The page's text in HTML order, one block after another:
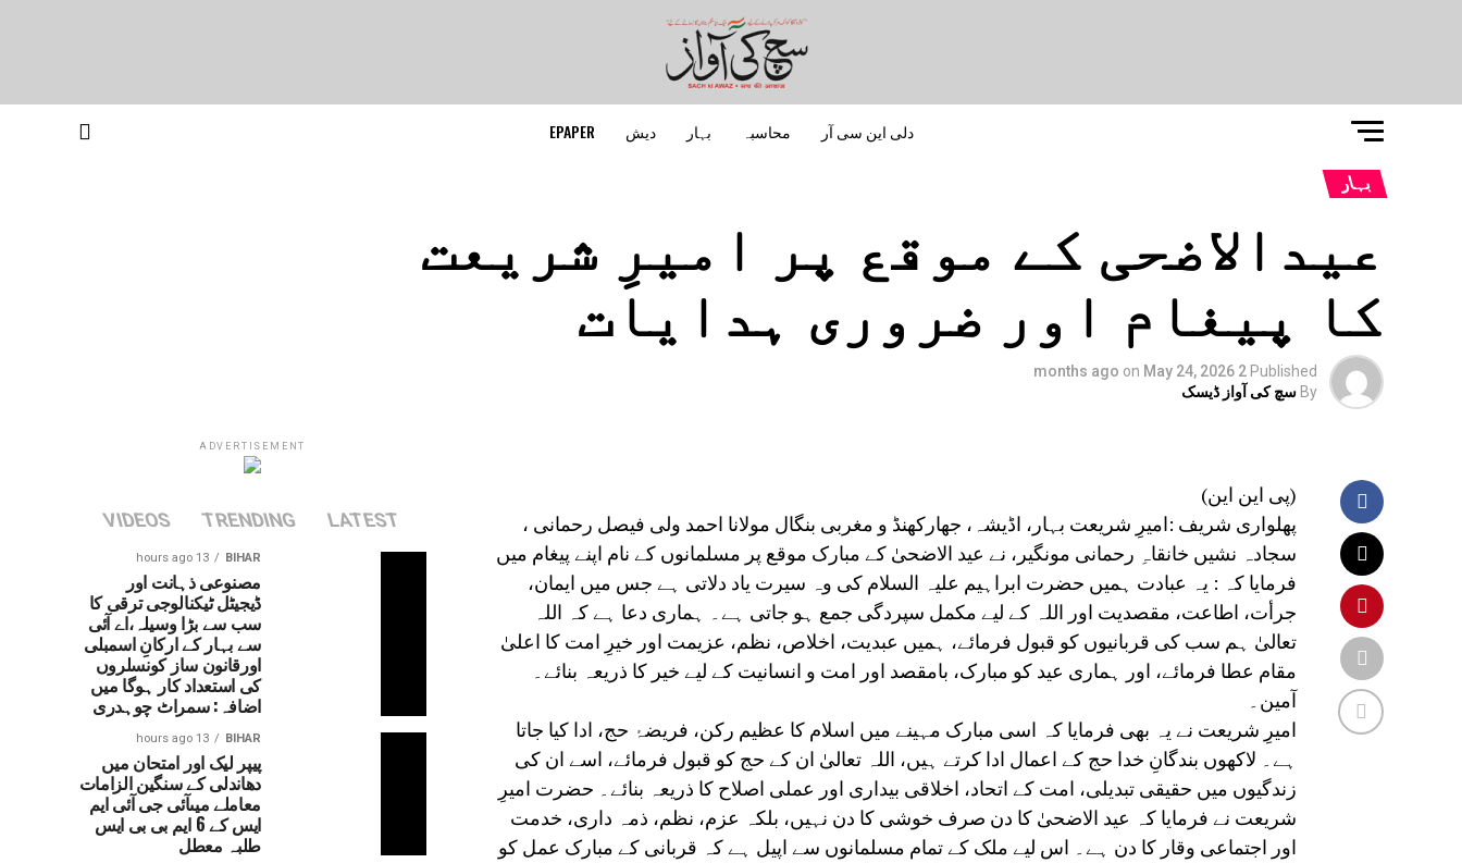
دلی این سی آر محاسبہ بہار دیش EPAPER
بہار
عیدالاضحی کے موقع پر امیرِ شریعت
کا پیغام اور ضروری ہدایات
Published
2 months ago
on May 24, 2026
By سچ کی آواز ڈیسک
(پی این این)
پھلواری شریف :امیرِ شریعت بہار، اڈیشہ، جھارکھنڈ و مغربی بنگال مولانا احمد ولی فیصل رحمانی ،
سجادہ نشیں خانقاہِ رحمانی مونگیر، نے عید الاضحیٰ کے مبارک موقع پر مسلمانوں کے نام اپنے پیغام میں
فرمایا کہ : یہ عبادت ہمیں حضرت ابراہیم علیہ السلام کی وہ سیرت یاد دلاتی ہے جس میں ایمان،
جرأت، اطاعت، مقصدیت اور اللہ کے لیے مکمل سپردگی جمع ہو جاتی ہے۔ ہماری دعا ہے کہ اللہ
تعالیٰ ہم سب کی قربانیوں کو قبول فرمائے، ہمیں عبدیت، اخلاص، نظم، عزیمت اور خیرِ امت کا اعلیٰ
مقام عطا فرمائے، اور ہماری عید کو مبارک، بامقصد اور امت و انسانیت کے لیے خیر کا ذریعہ بنائے۔
آمین۔
امیرِ شریعت نے یہ بھی فرمایا کہ اسی مبارک مہینے میں اسلام کا عظیم رکن، فریضۂ حج، ادا کیا جاتا
ہے۔ لاکھوں بندگانِ خدا حج کے اعمال ادا کرتے ہیں، اللہ تعالیٰ ان کے حج کو قبول فرمائے، اسے ان کی
زندگیوں میں حقیقی تبدیلی، امت کے اتحاد، اخلاقی بیداری اور عملی اصلاح کا ذریعہ بنائے۔ حضرت امیرِ
شریعت نے فرمایا کہ عید الاضحیٰ کا دن صرف خوشی کا دن نہیں، بلکہ عزم، نظم، ذمہ داری، خدمت
اور اجتماعی وقار کا دن ہے۔ اس لیے ملک کے تمام مسلمانوں سے اپیل ہے کہ قربانی کے مبارک عمل کو
ADVERTISEMENT
LATEST
TRENDING
VIDEOS
BIHAR
13 hours ago
مصنوعی ذہانت اور
ڈیجیٹل ٹیکنالوجی ترقی کا
سب سے بڑا وسیلہ،اے آئی
سے بہار کے ارکانِ اسمبلی
اورقانون ساز کونسلروں
کی استعداد کار ہوگا میں
اضافہ: سمراٹ چوہدری
BIHAR
13 hours ago
پیپر لیک اور امتحان میں
دھاندلی کے سنگین الزامات
معاملے میںآئی جی آئی ایم
ایس کے 6 ایم بی بی ایس
طلبہ معطل